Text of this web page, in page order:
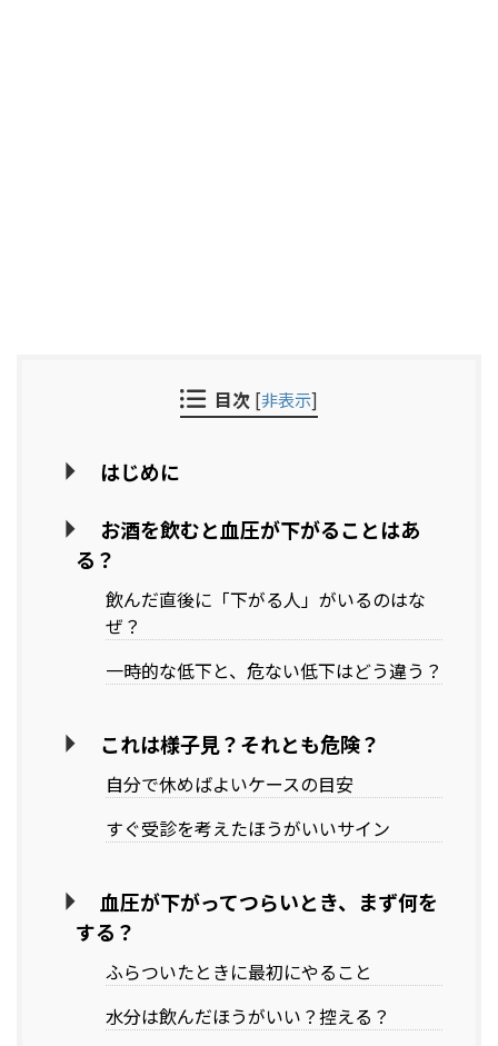
目次 [非表示]
はじめに
お酒を飲むと血圧が下がることはあ
る？
飲んだ直後に「下がる人」がいるのはな
ぜ？
一時的な低下と、危ない低下はどう違う？
これは様子見？それとも危険？
自分で休めばよいケースの目安
すぐ受診を考えたほうがいいサイン
血圧が下がってつらいとき、まず何を
する？
ふらついたときに最初にやること
水分は飲んだほうがいい？控える？